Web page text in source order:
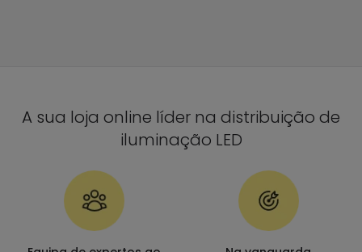
A sua loja online líder na distribuição de
iluminação LED